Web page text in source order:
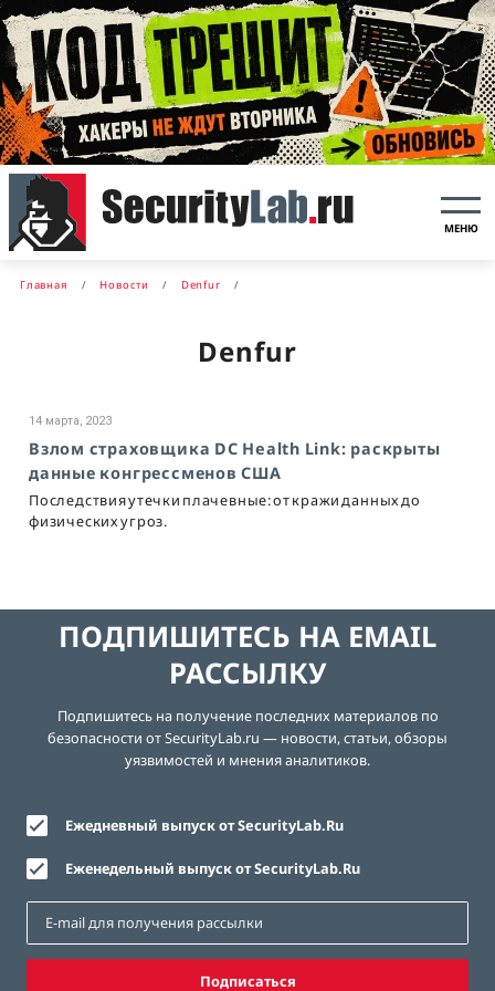
МЕНЮ
Главная Новости Denfur
Denfur
14 марта, 2023
Взлом страховщика DC Health Link: раскрыты
данные конгрессменов США
Последствия утечки плачевные: от кражи данных до
физических угроз.
ПОДПИШИТЕСЬ НА EMAIL
РАССЫЛКУ
Подпишитесь на получение последних материалов по
безопасности от SecurityLab.ru — новости, статьи, обзоры
уязвимостей и мнения аналитиков.
Ежедневный выпуск от SecurityLab.Ru
Еженедельный выпуск от SecurityLab.Ru
Подписаться